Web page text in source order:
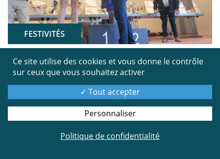
FESTIVITÉS
Ce samedi 21 et dimanche 22 mars 2026 a eu lieu le
Trail des Torés organisé par l’Athlétique Club
Gespunsart-Neufmanil.
Près de 800 personnes ont participé aux différents
parcours avec un trail de nuit, c'était une première
organisé avec l'aide de nombreux bénévoles et
Ce site utilise des cookies et vous donne le contrôle
sur ceux que vous souhaitez activer
Tout accepter
Personnaliser
Politique de confidentialité